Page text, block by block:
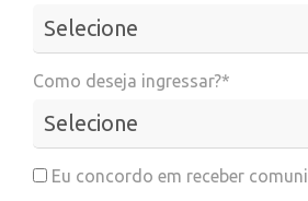
Como deseja ingressar?*
Eu concordo em receber